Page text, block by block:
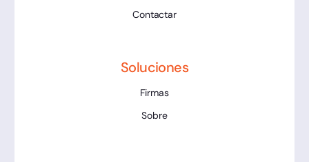
Contactar
Soluciones
Firmas
Sobre